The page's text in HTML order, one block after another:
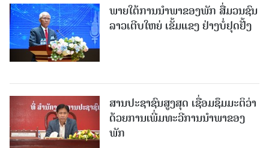
ພາຍໃຕ້ການນໍາພາຂອງພັກ ສື່ມວນຊົນ
ລາວເຕີບໃຫຍ່ ເຂັ້ມແຂງ ຢ່າງບໍ່ຢຸດຢັ້ງ
ສານປະຊາຊົນສູງສຸດ ເຊື່ອມຊຶມມະຕິວ່າ
ດ້ວຍການເພີ່ມທະວີການນຳພາຂອງ
ພັກ